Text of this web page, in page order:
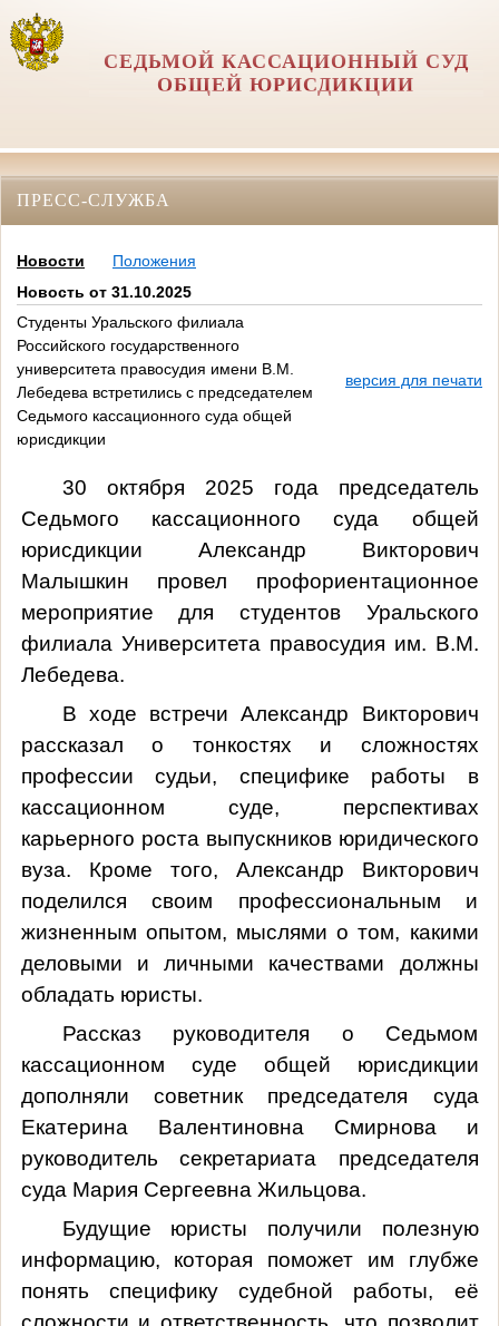
СЕДЬМОЙ КАССАЦИОННЫЙ СУД
ОБЩЕЙ ЮРИСДИКЦИИ
ПРЕСС-СЛУЖБА
Новости
Положения
Новость от 31.10.2025
Студенты Уральского филиала
Российского государственного
университета правосудия имени В.М.
Лебедева встретились с председателем
Седьмого кассационного суда общей
юрисдикции
версия для печати
30 октября 2025 года председатель
Седьмого кассационного суда общей
юрисдикции Александр Викторович
Малышкин провел профориентационное
мероприятие для студентов Уральского
филиала Университета правосудия им. В.М.
Лебедева.
В ходе встречи Александр Викторович
рассказал о тонкостях и сложностях
профессии судьи, специфике работы в
кассационном суде, перспективах
карьерного роста выпускников юридического
вуза. Кроме того, Александр Викторович
поделился своим профессиональным и
жизненным опытом, мыслями о том, какими
деловыми и личными качествами должны
обладать юристы.
Рассказ руководителя о Седьмом
кассационном суде общей юрисдикции
дополняли советник председателя суда
Екатерина Валентиновна Смирнова и
руководитель секретариата председателя
суда Мария Сергеевна Жильцова.
Будущие юристы получили полезную
информацию, которая поможет им глубже
понять специфику судебной работы, её